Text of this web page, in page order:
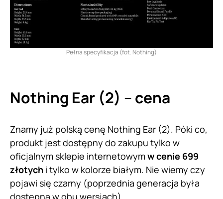
Pełna specyfikacja (fot. Nothing)
Nothing Ear (2) – cena
Znamy już polską cenę Nothing Ear (2). Póki co,
produkt jest dostępny do zakupu tylko w
oficjalnym sklepie internetowymw cenie 699
złotych i tylko w kolorze białym. Nie wiemy czy
pojawi się czarny (poprzednia generacja była
dostępna w obu wersjach).